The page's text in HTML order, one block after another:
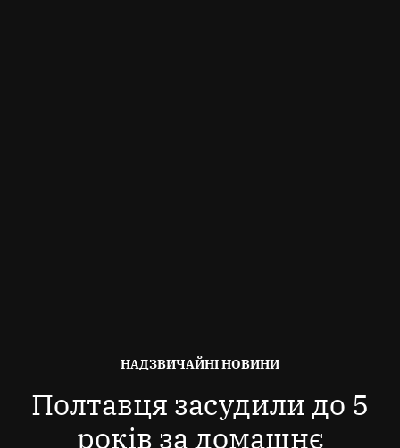
ОПУБЛІКОВАНО
НАДЗВИЧАЙНІ НОВИНИ
Полтавця засудили до 5
років за домашнє